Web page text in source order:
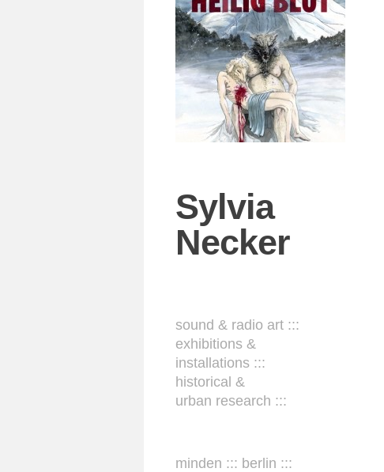
Sylvia
Necker
sound & radio art :::
exhibitions &
installations :::
historical &
urban research :::
minden ::: berlin :::